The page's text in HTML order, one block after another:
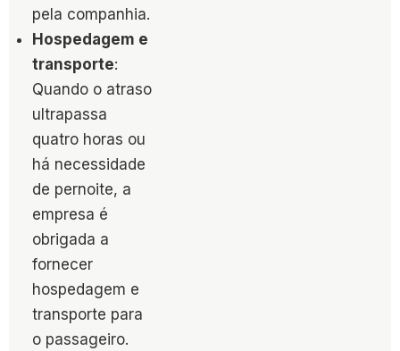
pela companhia.
Hospedagem e
transporte:
Quando o atraso
ultrapassa
quatro horas ou
há necessidade
de pernoite, a
empresa é
obrigada a
fornecer
hospedagem e
transporte para
o passageiro​.